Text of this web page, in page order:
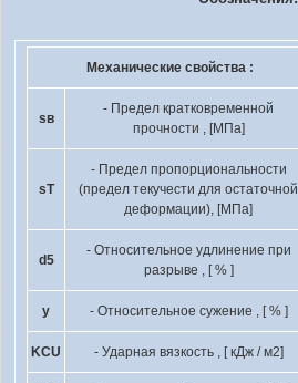
Механические свойства :
sв
- Предел кратковременной
прочности , [МПа]
sT
- Предел пропорциональности
(предел текучести для остаточной
деформации), [МПа]
d5
- Относительное удлинение при
разрыве , [ % ]
y - Относительное сужение , [ % ]
KCU - Ударная вязкость , [ кДж / м2]